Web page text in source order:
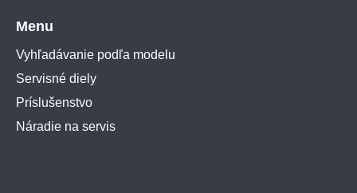
Menu
Vyhľadávanie podľa modelu
Servisné diely
Príslušenstvo
Náradie na servis